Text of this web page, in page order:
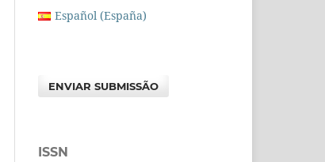
Español (España)
ENVIAR SUBMISSÃO
ISSN